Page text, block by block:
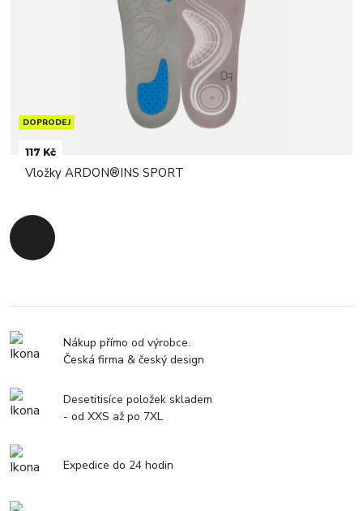
DOPRODEJ
117 Kč
Vložky ARDON®INS SPORT
Zpět na začátek
Nákup přímo od výrobce.
Česká firma & český design
Desetitisíce položek skladem
- od XXS až po 7XL
Expedice do 24 hodin